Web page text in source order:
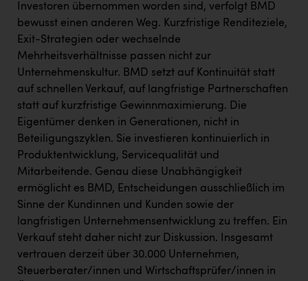
RE/MAX Welcome
Resch&Frisch
RUBBLE MASTER
Ruderclub Wels
SCRI - Salzburg Cancer Research Institute
SCHMACHTL GmbH
Schwingshandl - automation technology gmbh
Seher + Partner
Smurfit Westrock Nettingsdorf
TCL
TGW Logistics
Investoren übernommen worden sind, verfolgt BMD
bewusst einen anderen Weg. Kurzfristige Renditeziele,
Exit-Strategien oder wechselnde
Mehrheitsverhältnisse passen nicht zur
Unternehmenskultur. BMD setzt auf Kontinuität statt
auf schnellen Verkauf, auf langfristige Partnerschaften
statt auf kurzfristige Gewinnmaximierung. Die
Eigentümer denken in Generationen, nicht in
Beteiligungszyklen. Sie investieren kontinuierlich in
Produktentwicklung, Servicequalität und
Mitarbeitende. Genau diese Unabhängigkeit
ermöglicht es BMD, Entscheidungen ausschließlich im
Sinne der Kundinnen und Kunden sowie der
langfristigen Unternehmensentwicklung zu treffen. Ein
Verkauf steht daher nicht zur Diskussion. Insgesamt
vertrauen derzeit über 30.000 Unternehmen,
Steuerberater/innen und Wirtschaftsprüfer/innen in